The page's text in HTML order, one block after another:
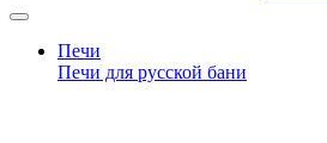
Печи
Печи для русской бани